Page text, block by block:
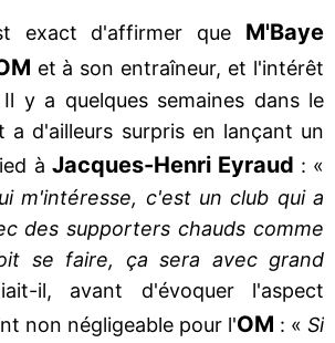
exact d'affirmer que M'Baye
et à son entraîneur, et l'intérêt
y a quelques semaines dans le
a d'ailleurs surpris en lançant un
à Jacques-Henri Eyraud : «
m'intéresse, c'est un club qui a
des supporters chauds comme
se faire, ça sera avec grand
il, avant d'évoquer l'aspect
non négligeable pour l'OM : « Si